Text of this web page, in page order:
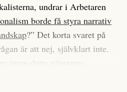
undrar i Arbetaren
borde få styra narrativ
?” Det korta svaret på
är att nej, självklart inte.
inom detta vänsterns